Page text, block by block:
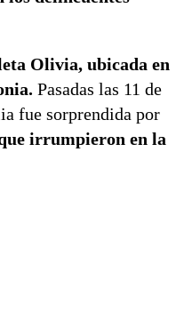
Olivia, ubicada en
Pasadas las 11 de
fue sorprendida por
irrumpieron en la